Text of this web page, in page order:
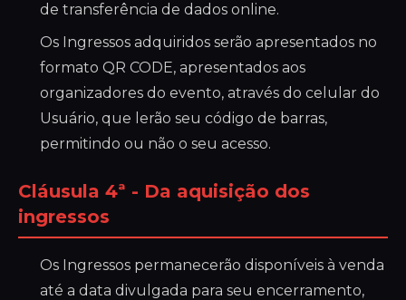
de transferência de dados online.
Os Ingressos adquiridos serão apresentados no
formato QR CODE, apresentados aos
organizadores do evento, através do celular do
Usuário, que lerão seu código de barras,
permitindo ou não o seu acesso.
Cláusula 4ª - Da aquisição dos
ingressos
Os Ingressos permanecerão disponíveis à venda
até a data divulgada para seu encerramento,